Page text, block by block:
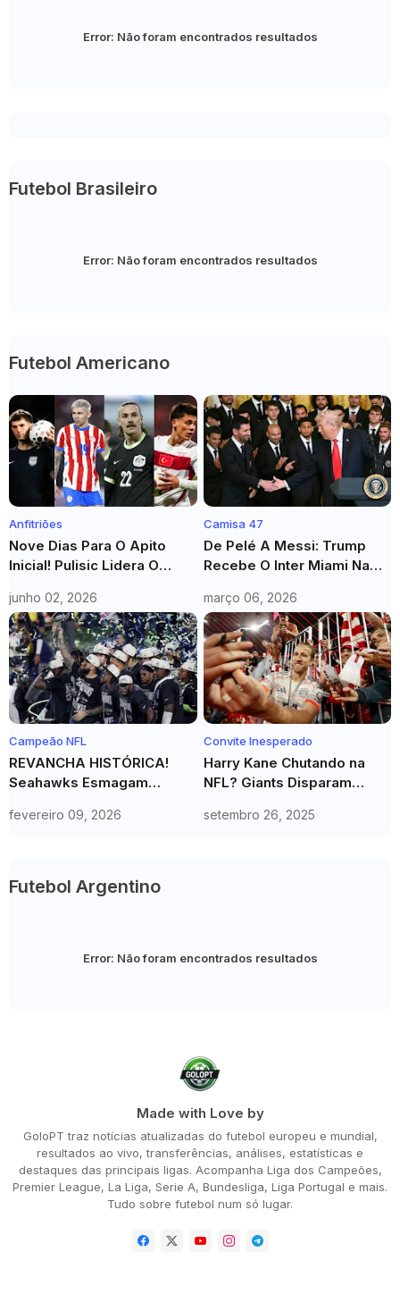
Error: Não foram encontrados resultados
Futebol Brasileiro
Error: Não foram encontrados resultados
Futebol Americano
Anfitriões
Nove Dias Para O Apito
Inicial! Pulisic Lidera O
junho 02, 2026
Camisa 47
De Pelé A Messi: Trump
Recebe O Inter Miami Na
Craque
março 06, 2026
Campeão NFL
REVANCHA HISTÓRICA!
Seahawks Esmagam
SUPER BOWL 60 em
fevereiro 09, 2026
Convite Inesperado
Harry Kane Chutando na
NFL? Giants Disparam
NÃO VAI ACREDITAR
setembro 26, 2025
Futebol Argentino
Error: Não foram encontrados resultados
Made with Love by
GoloPT traz notícias atualizadas do futebol europeu e mundial,
resultados ao vivo, transferências, análises, estatísticas e
destaques das principais ligas. Acompanha Liga dos Campeões,
Premier League, La Liga, Serie A, Bundesliga, Liga Portugal e mais.
Tudo sobre futebol num só lugar.